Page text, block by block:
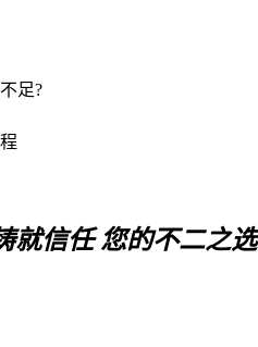
足?
就信任 您的不二之选